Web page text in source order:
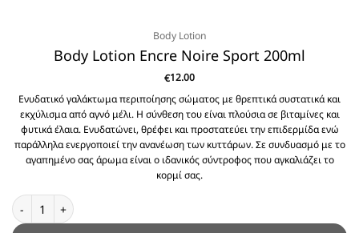
Body Lotion
Body Lotion Encre Noire Sport 200ml
€12.00
Ενυδατικό γαλάκτωμα περιποίησης σώματος με θρεπτικά συστατικά και
εκχύλισμα από αγνό μέλι. Η σύνθεση του είναι πλούσια σε βιταμίνες και
φυτικά έλαια. Ενυδατώνει, θρέφει και προστατεύει την επιδερμίδα ενώ
παράλληλα ενεργοποιεί την ανανέωση των κυττάρων. Σε συνδυασμό με το
αγαπημένο σας άρωμα είναι ο ιδανικός σύντροφος που αγκαλιάζει το
κορμί σας.
Body Lotion Encre Noire Sport 200ml ποσότητα